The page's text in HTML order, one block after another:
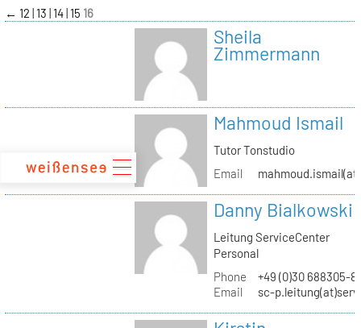
zum
Inhalt
← 12 13 14 15 16
Sheila
Zimmermann
Mahmoud Ismail
Tutor Tonstudio
Email
Danny Bialkowski
Leitung ServiceCenter
Personal
Phone
+49 (0)30 688305-
Email
sc-